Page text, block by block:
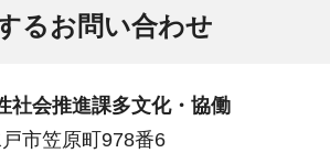
るお問い合わせ
社会推進課多文化・協働
市笠原町978番6